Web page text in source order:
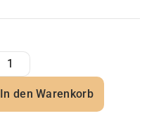
In den Warenkorb